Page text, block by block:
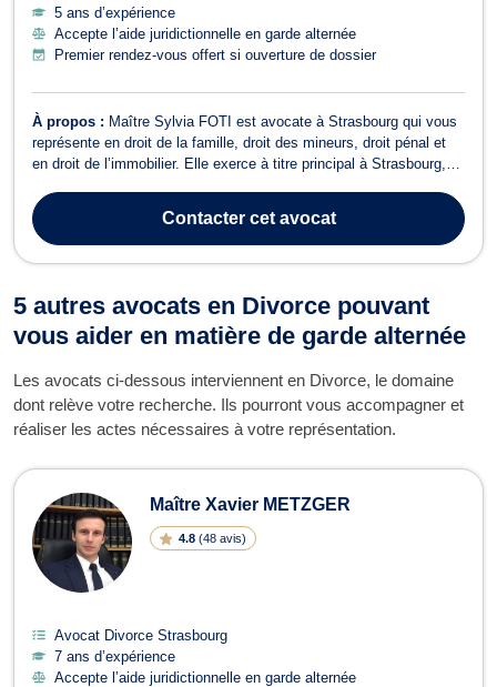
5 ans d’expérience
Accepte l’aide juridictionnelle en garde alternée
Premier rendez-vous offert si ouverture de dossier
À propos : Maître Sylvia FOTI est avocate à Strasbourg qui vous
représente en droit de la famille, droit des mineurs, droit pénal et
en droit de l’immobilier. Elle exerce à titre principal à Strasbourg,
secondaire situé à MOLSHEIM (5 rue de Strasbourg à 67120
MOLSHEIM). Ma...
Contactercet avocat
5 autres avocats en Divorce pouvant
vous aider en matière de garde alternée
Les avocats ci-dessous interviennent en Divorce, le domaine
dont relève votre recherche. Ils pourront vous accompagner et
réaliser les actes nécessaires à votre représentation.
Maître Xavier METZGER
4.8 (48 avis)
Avocat Divorce Strasbourg
7 ans d’expérience
Accepte l’aide juridictionnelle en garde alternée